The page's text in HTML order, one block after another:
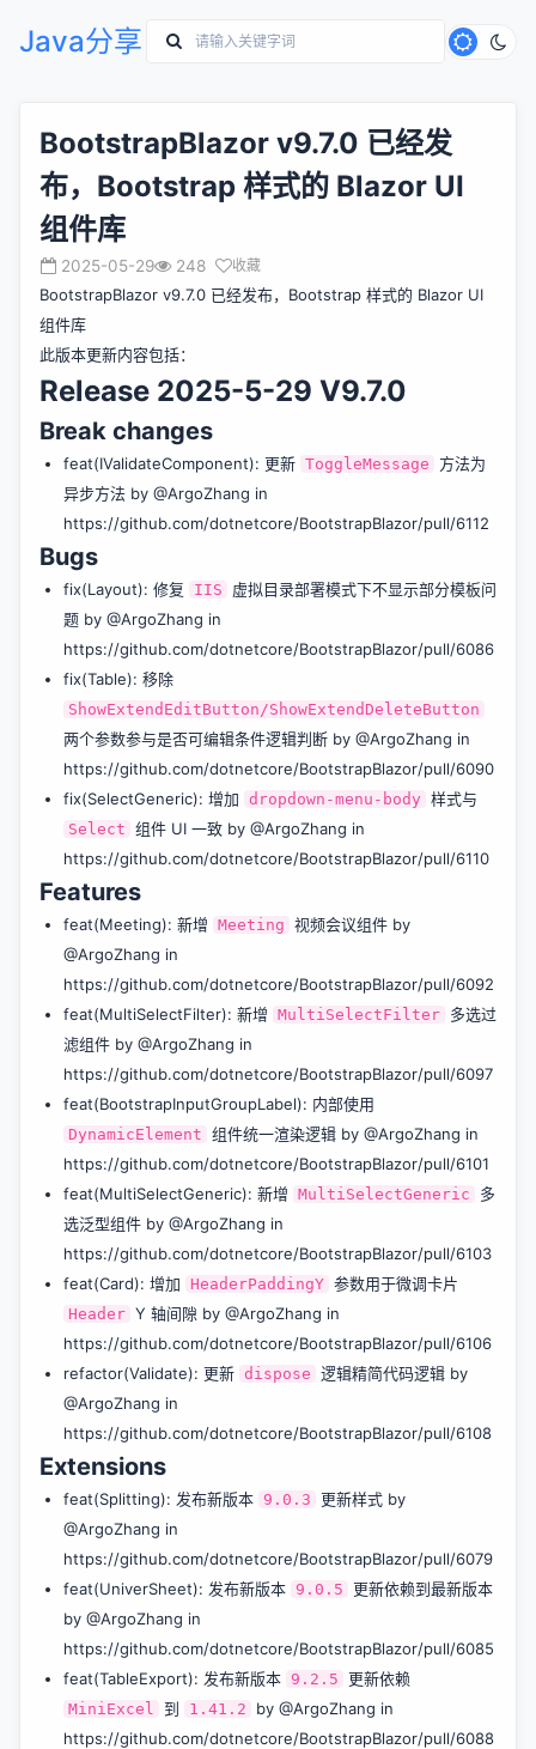
Java分享
BootstrapBlazor v9.7.0 已经发
布，Bootstrap 样式的 Blazor UI
组件库
2025-05-29 248 收藏
BootstrapBlazor v9.7.0 已经发布，Bootstrap 样式的 Blazor UI
组件库
此版本更新内容包括：
Release 2025-5-29 V9.7.0
Break changes
feat(IValidateComponent): 更新 ToggleMessage 方法为
异步方法 by @ArgoZhang in
https://github.com/dotnetcore/BootstrapBlazor/pull/6112
Bugs
fix(Layout): 修复 IIS
虚拟目录部署模式下不显示部分模板问
题 by @ArgoZhang in
https://github.com/dotnetcore/BootstrapBlazor/pull/6086
fix(Table): 移除
ShowExtendEditButton/ShowExtendDeleteButton
两个参数参与是否可编辑条件逻辑判断 by @ArgoZhang in
https://github.com/dotnetcore/BootstrapBlazor/pull/6090
fix(SelectGeneric): 增加 dropdown-menu-body 样式与
Select 组件 UI 一致 by @ArgoZhang in
https://github.com/dotnetcore/BootstrapBlazor/pull/6110
Features
feat(Meeting): 新增 Meeting 视频会议组件 by
@ArgoZhang in
https://github.com/dotnetcore/BootstrapBlazor/pull/6092
feat(MultiSelectFilter): 新增 MultiSelectFilter
多选过
滤组件 by @ArgoZhang in
https://github.com/dotnetcore/BootstrapBlazor/pull/6097
feat(BootstrapInputGroupLabel): 内部使用
DynamicElement 组件统一渲染逻辑 by @ArgoZhang in
https://github.com/dotnetcore/BootstrapBlazor/pull/6101
feat(MultiSelectGeneric): 新增 MultiSelectGeneric
多
选泛型组件 by @ArgoZhang in
https://github.com/dotnetcore/BootstrapBlazor/pull/6103
feat(Card): 增加
HeaderPaddingY 参数用于微调卡片
Header Y 轴间隙 by @ArgoZhang in
https://github.com/dotnetcore/BootstrapBlazor/pull/6106
refactor(Validate): 更新 dispose 逻辑精简代码逻辑 by
@ArgoZhang in
https://github.com/dotnetcore/BootstrapBlazor/pull/6108
Extensions
feat(Splitting): 发布新版本 9.0.3 更新样式 by
@ArgoZhang in
https://github.com/dotnetcore/BootstrapBlazor/pull/6079
feat(UniverSheet): 发布新版本 9.0.5 更新依赖到最新版本
by @ArgoZhang in
https://github.com/dotnetcore/BootstrapBlazor/pull/6085
feat(TableExport): 发布新版本 9.2.5 更新依赖
MiniExcel 到 1.41.2
by @ArgoZhang in
https://github.com/dotnetcore/BootstrapBlazor/pull/6088